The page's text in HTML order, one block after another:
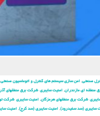
صنعتی, امن سازی سیستم های کنترل و اتوماسیون صنعتی,
منطقه ای مازندران, امنیت سایبری شركت برق منطقهای
شركت برق منطقهای هرمزگان, امنیت سایبری شركت
سایبری (سد سفیدرود), امنیت سایبری (سد کرج), امنیت